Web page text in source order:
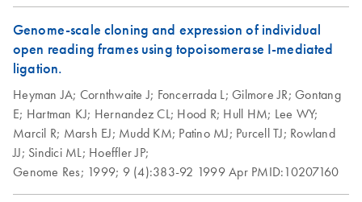
Genome-scale cloning and expression of individual
open reading frames using topoisomerase I-mediated
ligation.
Heyman JA; Cornthwaite J; Foncerrada L; Gilmore JR; Gontang
E; Hartman KJ; Hernandez CL; Hood R; Hull HM; Lee WY;
Marcil R; Marsh EJ; Mudd KM; Patino MJ; Purcell TJ; Rowland
JJ; Sindici ML; Hoeffler JP;
Genome Res; 1999; 9 (4):383-92 1999 Apr PMID:10207160